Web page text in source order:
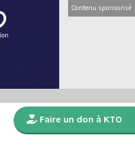
Contenu sponsorisé
Faire un don à KTO